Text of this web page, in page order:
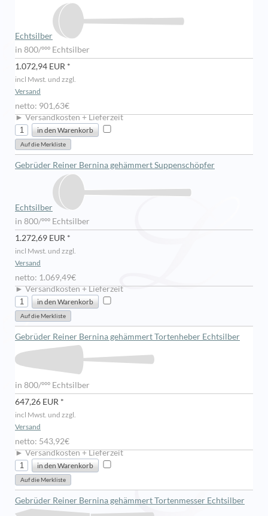
Echtsilber
in 800/ººº Echtsilber
1.072,94 EUR *
incl Mwst. und zzgl.
Versand
netto: 901,63€
► Versandkosten + Lieferzeit
Gebrüder Reiner Bernina gehämmert Suppenschöpfer
Echtsilber
in 800/ººº Echtsilber
1.272,69 EUR *
incl Mwst. und zzgl.
Versand
netto: 1.069,49€
► Versandkosten + Lieferzeit
Gebrüder Reiner Bernina gehämmert Tortenheber Echtsilber
in 800/ººº Echtsilber
647,26 EUR *
incl Mwst. und zzgl.
Versand
netto: 543,92€
► Versandkosten + Lieferzeit
Gebrüder Reiner Bernina gehämmert Tortenmesser Echtsilber